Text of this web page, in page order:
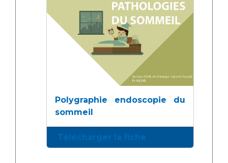
Polygraphie endoscopie du
sommeil
Télécharger la fiche